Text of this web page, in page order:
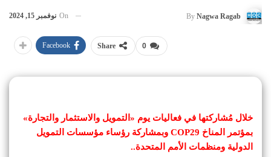
By Nagwa Ragab
On نوفمبر 15, 2024
0
Share
Facebook
خلال مُشاركتها في فعاليات يوم «التمويل والاستثمار والتجارة»
بمؤتمر المناخ COP29 وبمشاركة رؤساء مؤسسات التمويل
الدولية ومنظمات الأمم المتحدة..